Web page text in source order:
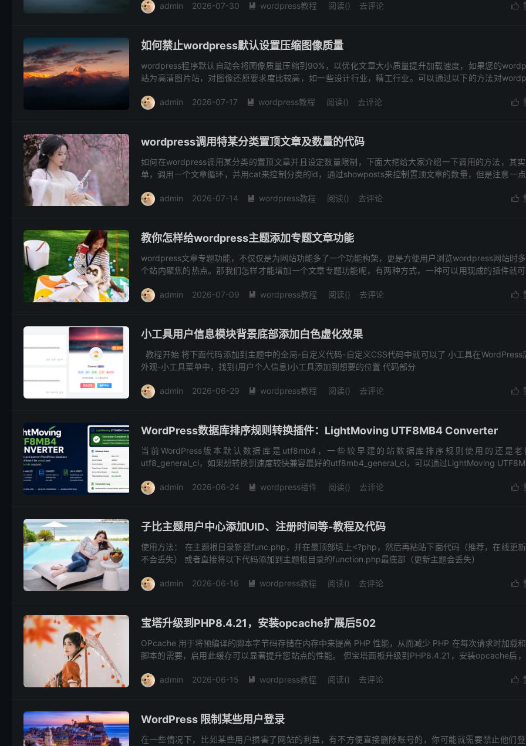

admin 2026-07-30  wordpress教程 阅读() 去评论
如何禁止wordpress默认设置压缩图像质量
wordpress程序默认自动会将图像质量压缩到90%，以优化文章大小质量提升加载速度，如果您的
站为高清图片站，对图像还原要求度比较高，如一些设计行业，精工行业。可以通过以下的方法对

admin 2026-07-17  wordpress教程 阅读() 去评论
wordpress调用特某分类置顶文章及数量的代码
如何在wordpress调用某分类的置顶文章并且设定数量限制，下面大挖给大家介绍一下调用的方法，其
单，调用一个文章循环，并用cat来控制分类的id，通过showposts来控制置顶文章的数量，但是注意一

admin 2026-07-14  wordpress教程 阅读() 去评论
教你怎样给wordpress主题添加专题文章功能
wordpress文章专题功能，不仅仅是为网站功能多了一个功能构架，更是方便用户浏览wordpress网站时
个站内聚焦的热点。那我们怎样才能增加一个文章专题功能呢，有两种方式，一种可以用现成的插件就

admin 2026-07-09  wordpress教程 阅读() 去评论
小工具用户信息模块背景底部添加白色虚化效果
教程开始 将下面代码添加到主题中的全局-自定义代码-自定义CSS代码中就可以了 小工具在WordPress
外观-小工具菜单中，找到(用户个人信息)小工具添加到想要的位置 代码部分

admin 2026-06-29  wordpress教程 阅读() 去评论
WordPress数据库排序规则转换插件：LightMoving UTF8MB4 Converter
当前WordPress版本默认数据库是utf8mb4，一些较早建的站数据库排序规则使用的还是老
utf8_general_ci，如果想转换到速度较快兼容最好的utf8mb4_general_ci，可以通过LightMoving

admin 2026-06-24  wordpress插件 阅读() 去评论
子比主题用户中心添加UID、注册时间等-教程及代码
使用方法： 在主题根目录新建func.php，并在最顶部填上<?php，然后再粘贴下面代码（推荐，在线更
不会丢失） 或者直接将以下代码添加到主题根目录的function.php最底部（更新主题会丢失）

admin 2026-06-16  wordpress教程 阅读() 去评论
宝塔升级到PHP8.4.21，安装opcache扩展后502
OPcache 用于将预编译的脚本字节码存储在内存中来提高 PHP 性能，从而减少 PHP 在每次请求时加载
脚本的需要，启用此缓存可以显著提升您站点的性能。 但宝塔面板升级到PHP8.4.21，安装opcache后

admin 2026-06-15  wordpress教程 阅读() 去评论
WordPress 限制某些用户登录
在一些情况下，比如某些用户损害了网站的利益，有不方便直接删除账号的，你可能就需要禁止他们